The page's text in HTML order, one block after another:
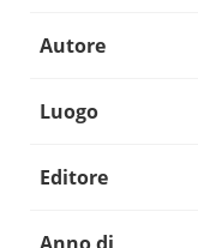
Autore
Luogo
Editore